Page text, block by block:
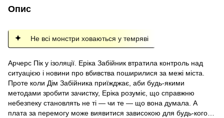
Опис
Не всі монстри ховаються у темряві
Арчерс Пік у ізоляції. Еріка Забійник втратила контроль над
ситуацією і новини про вбивства поширилися за межі міста.
Проте коли Дім Забійника приїжджає, аби будь-якими
методами зробити зачистку, Еріка розуміє, що справжню
небезпеку становлять не ті — чи те — що вона думала. А
плата за перемогу може виявитися зависокою для будь-кого…